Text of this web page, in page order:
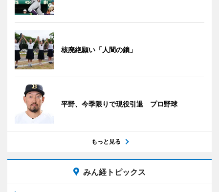
核廃絶願い「人間の鎖」
平野、今季限りで現役引退 プロ野球
もっと見る
みん経トピックス